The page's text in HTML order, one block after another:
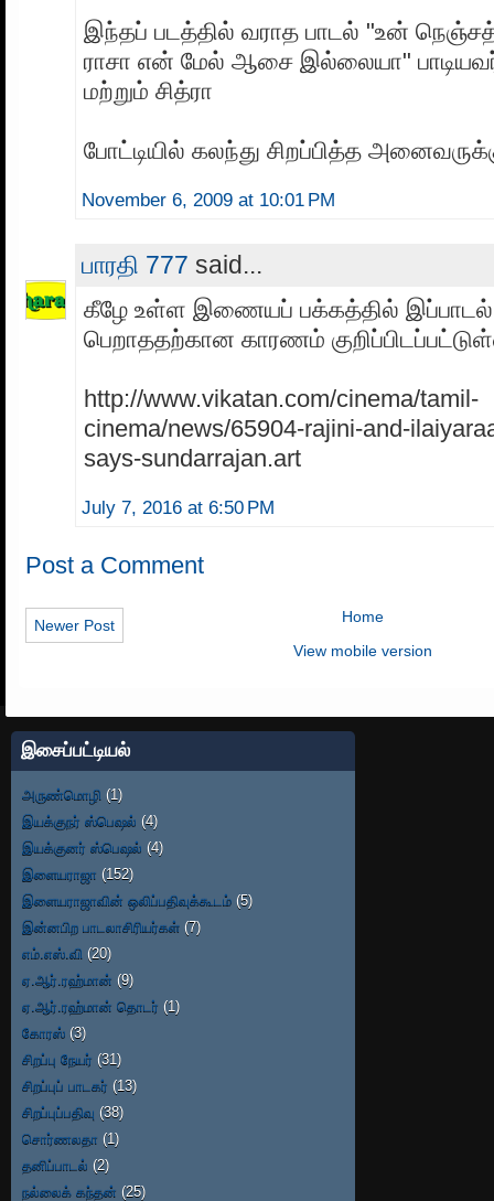
இந்தப் படத்தில் வராத பாடல் "உன்
ராசா என் மேல் ஆசை இல்லையா"
மற்றும் சித்ரா
போட்டியில் கலந்து சிறப்பித்த
November 6, 2009 at 10:01 PM
பாரதி 777 said...
கீழே உள்ள இணையப் பக்கத்தில்
பெறாததற்கான காரணம்
http://www.vikatan.com/cinema/tamil-
cinema/news/65904-rajini-and-
says-sundarrajan.art
July 7, 2016 at 6:50 PM
Post a Comment
Newer Post
Home
View mobile version
இசைப்பட்டியல்
அருண்மொழி (1)
இயக்குநர் ஸ்பெஷல் (4)
இயக்குனர் ஸ்பெஷல் (4)
இளையராஜா (152)
இளையராஜாவின் ஒலிப்பதிவுக்கூடம் (5)
இன்னபிற பாடலாசிரியர்கள் (7)
எம்.எஸ்.வி (20)
ஏ.ஆர்.ரஹ்மான் (9)
ஏ.ஆர்.ரஹ்மான் தொடர் (1)
கோரஸ் (3)
சிறப்பு நேயர் (31)
சிறப்புப் பாடகர் (13)
சிறப்புப்பதிவு (38)
சொர்ணலதா (1)
தனிப்பாடல் (2)
நல்லைக் கந்தன் (25)